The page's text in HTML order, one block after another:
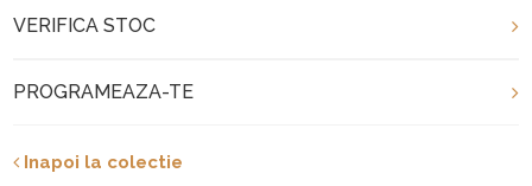
VERIFICA STOC
PROGRAMEAZA-TE
Inapoi la colectie